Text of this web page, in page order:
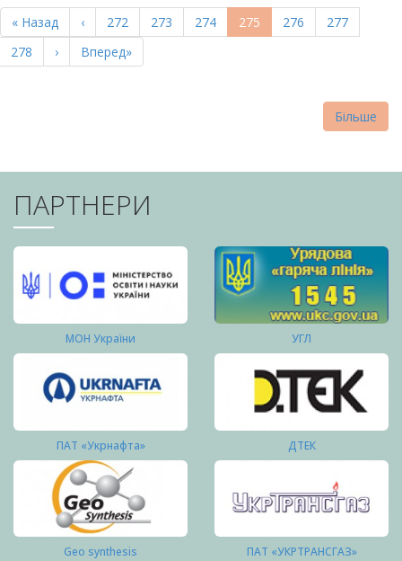
НА
СТОРІНКИ
Перша
сторінка
« Назад
Попередня
сторінка
‹ Page
272 Page
273 Page
274
Поточна
сторінка
275 Page
276 Page
277
Page
278
Наступна
сторінка
›
Остання
сторінка
Вперед»
Більше
ПАРТНЕРИ
МОН України УГЛ
ПАТ «Укрнафта» ДТЕК
Geo synthesis ПАТ «УКРТРАНСГАЗ»